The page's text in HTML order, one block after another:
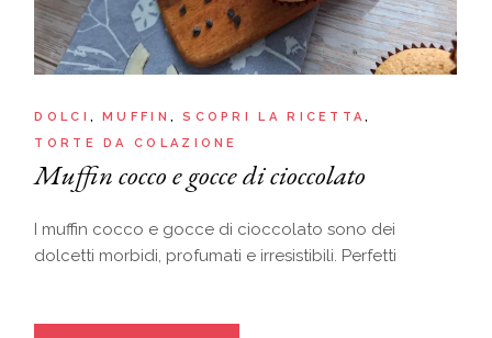
DOLCI MUFFIN
SCOPRI LA RICETTA
TORTE DA COLAZIONE
Muffin cocco e gocce di cioccolato
I muffin cocco e gocce di cioccolato sono dei
dolcetti morbidi, profumati e irresistibili. Perfetti